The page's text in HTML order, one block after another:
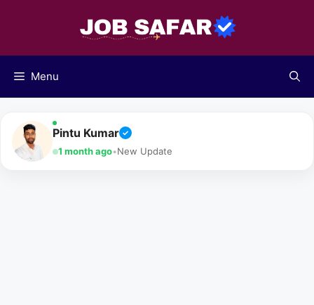
Menu
Pintu Kumar ✓
1 month ago•New Update